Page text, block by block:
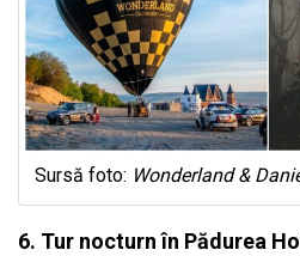
Sursă foto: Wonderland &
6. Tur nocturn în Pădurea